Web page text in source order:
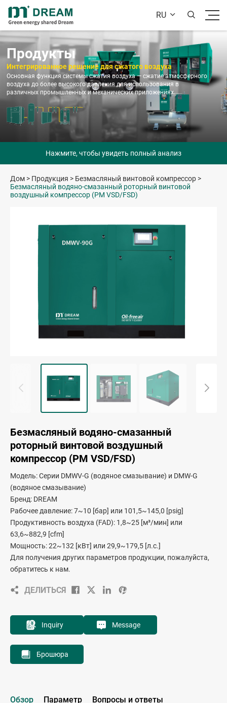
RU  
Продукты
Интегрированное решение для сжатого воздуха
Основная функция системы сжатия воздуха — сжатие атмосферного
воздуха до более высокого давления для использования в
различных промышленных и механических приложениях.
Нажмите, чтобы увидеть полный анализ
Дом > Продукция > Безмасляный винтовой компрессор >
Безмасляный водяно-смазанный роторный винтовой
воздушный компрессор (PM VSD/FSD)
Безмасляный водяно-смазанный
роторный винтовой воздушный
компрессор (PM VSD/FSD)
Модель: Серии DMWV-G (водяное смазывание) и DMW-G
(водяное смазывание)
Бренд: DREAM
Рабочее давление: 7~10 [бар] или 101,5~145,0 [psig]
Продуктивность воздуха (FAD): 1,8~25 [м³/мин] или
63,6~882,9 [cfm]
Мощность: 22~132 [кВт] или 29,9~179,5 [л.с.]
Для получения других параметров продукции, пожалуйста,
обратитесь к нам.
ДЕЛИТЬСЯ
Inquiry Message
Брошюра
Обзор Параметр Вопросы и ответы